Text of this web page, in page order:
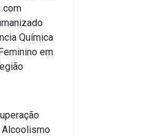
com
Química
em
Alcoolismo